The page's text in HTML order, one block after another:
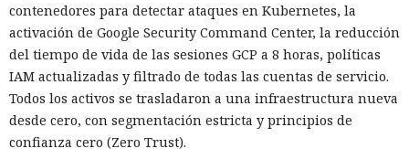
contenedores para detectar ataques en Kubernetes, la
activación de Google Security Command Center, la reducción
del tiempo de vida de las sesiones GCP a 8 horas, políticas
IAM actualizadas y filtrado de todas las cuentas de servicio.
Todos los activos se trasladaron a una infraestructura nueva
desde cero, con segmentación estricta y principios de
confianza cero (Zero Trust).